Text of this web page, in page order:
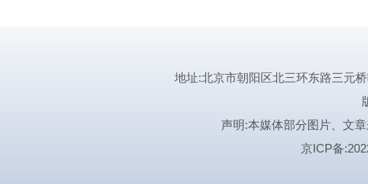
地址:北京市朝阳区北三环东路三元
声明:本媒体部分图片、文
京ICP备